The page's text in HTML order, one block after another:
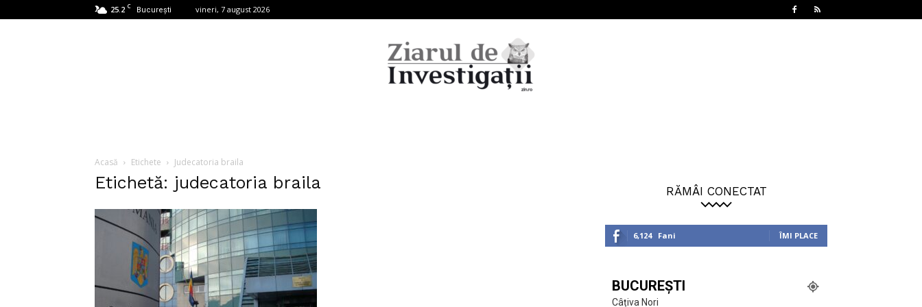
25.2 C București vineri, 7 august 2026
Acasă Etichete Judecatoria braila
Etichetă: judecatoria braila RĂMÂI CONECTAT
6,124 Fani ÎMI PLACE
BUCUREȘTI
Câțiva Nori